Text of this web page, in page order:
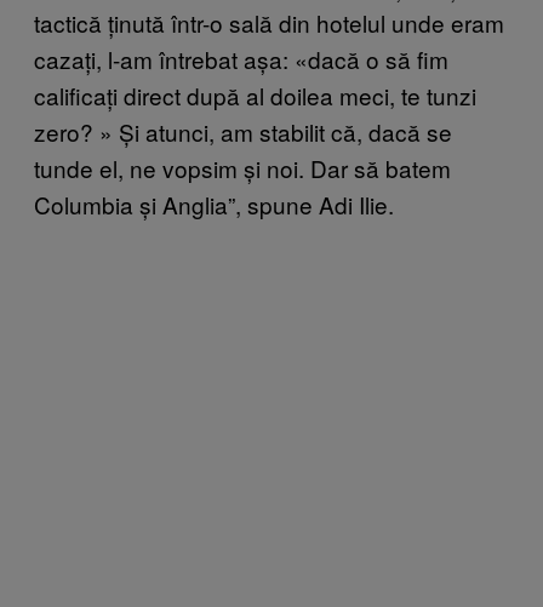
tactică ținută într-o sală din hotelul unde eram
cazați, l-am întrebat așa: «dacă o să fim
calificați direct după al doilea meci, te tunzi
zero? » Și atunci, am stabilit că, dacă se
tunde el, ne vopsim și noi. Dar să batem
Columbia și Anglia”, spune Adi Ilie.